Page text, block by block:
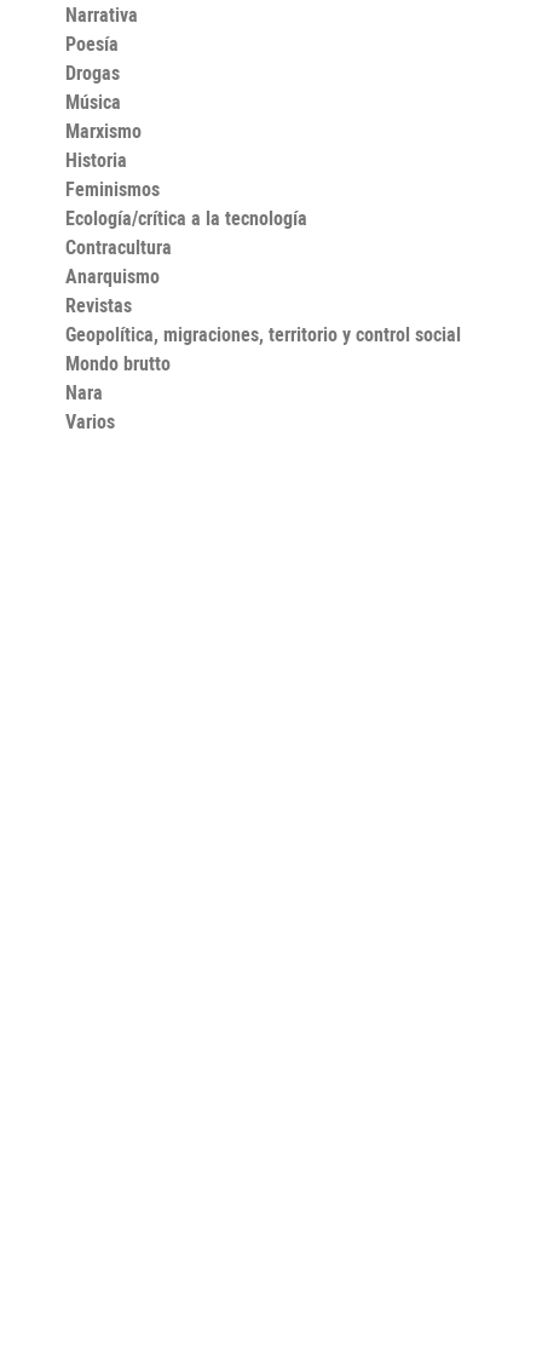
Narrativa
Poesía
Drogas
Música
Marxismo
Historia
Feminismos
Ecología/crítica a la tecnología
Contracultura
Anarquismo
Revistas
Geopolítica, migraciones, territorio y control social
Mondo brutto
Nara
Varios